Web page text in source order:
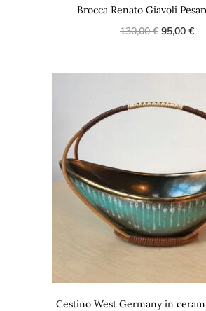
Brocca Renato Giavoli
130,00€ 95,00 €
Cestino West Germany in